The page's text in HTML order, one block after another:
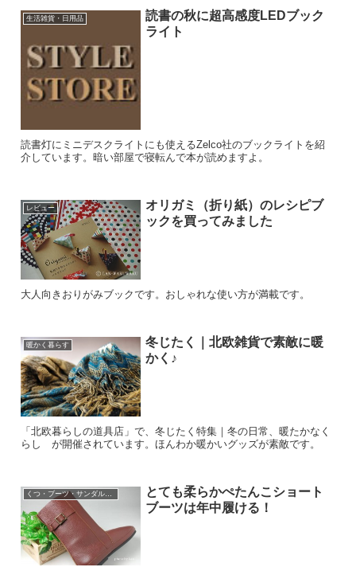
生活雑貨・日用品
読書の秋に超高感度LEDブック
ライト
読書灯にミニデスクライトにも使えるZelco社のブックライトを紹
介しています。暗い部屋で寝転んで本が読めますよ。
レビュー
オリガミ（折り紙）のレシピブ
ックを買ってみました
大人向きおりがみブックです。おしゃれな使い方が満載です。
暖かく暮らす
冬じたく｜北欧雑貨で素敵に暖
かく♪
「北欧暮らしの道具店」で、冬じたく特集｜冬の日常、暖たかなく
らし が開催されています。ほんわか暖かいグッズが素敵です。
くつ・ブーツ・サンダル・パンプスなど
とても柔らかぺたんこショート
ブーツは年中履ける！